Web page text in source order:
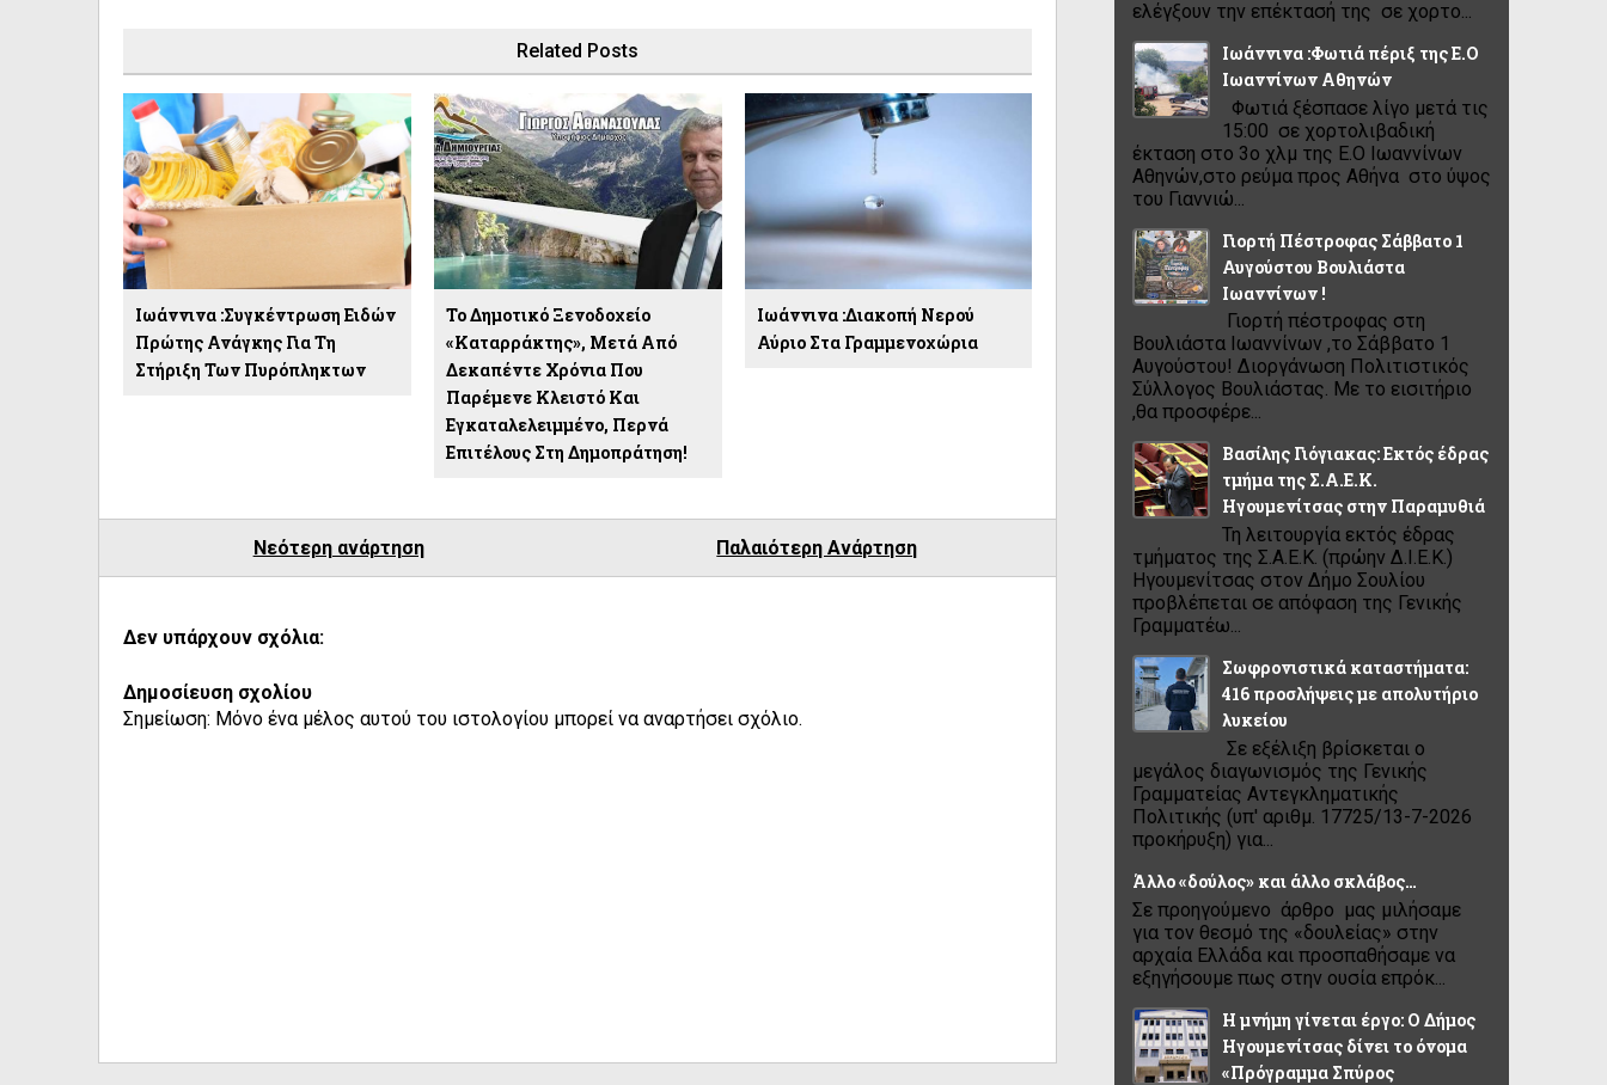
Related Posts
Ιωάννινα :Συγκέντρωση Ειδών
Πρώτης Ανάγκης Για Τη
Στήριξη Των Πυρόπληκτων
Το Δημοτικό Ξενοδοχείο
«Καταρράκτης», Μετά Από
Δεκαπέντε Χρόνια Που
Παρέμενε Κλειστό Και
Εγκαταλελειμμένο, Περνά
Επιτέλους Στη Δημοπράτηση!
Ιωάννινα :Διακοπή Νερού
Αύριο Στα Γραμμενοχώρια
Νεότερη ανάρτηση Παλαιότερη Ανάρτηση
Δεν υπάρχουν σχόλια:
Δημοσίευση σχολίου
Σημείωση: Μόνο ένα μέλος αυτού του ιστολογίου μπορεί να αναρτήσει σχόλιο.
ελέγξουν την επέκτασή της σε χορτο...
Ιωάννινα :Φωτιά πέριξ της Ε.Ο
Ιωαννίνων Αθηνών
Φωτιά ξέσπασε λίγο μετά τις
15:00 σε χορτολιβαδική
έκταση στο 3ο χλμ της Ε.Ο Ιωαννίνων
Αθηνών,στο ρεύμα προς Αθήνα στο ύψος
του Γιαννιώ...
Γιορτή Πέστροφας Σάββατο 1
Αυγούστου Βουλιάστα
Ιωαννίνων !
Γιορτή πέστροφας στη
Βουλιάστα Ιωαννίνων ,το Σάββατο 1
Αυγούστου! Διοργάνωση Πολιτιστικός
Σύλλογος Βουλιάστας. Με το εισιτήριο
,θα προσφέρε...
Βασίλης Γιόγιακας: Εκτός έδρας
τμήμα της Σ.Α.Ε.Κ.
Ηγουμενίτσας στην Παραμυθιά
Τη λειτουργία εκτός έδρας
τμήματος της Σ.Α.Ε.Κ. (πρώην Δ.Ι.Ε.Κ.)
Ηγουμενίτσας στον Δήμο Σουλίου
προβλέπεται σε απόφαση της Γενικής
Γραμματέω...
Σωφρονιστικά καταστήματα:
416 προσλήψεις με απολυτήριο
λυκείου
Σε εξέλιξη βρίσκεται ο
μεγάλος διαγωνισμός της Γενικής
Γραμματείας Αντεγκληματικής
Πολιτικής (υπ' αριθμ. 17725/13-7-2026
προκήρυξη) για...
Άλλο «δούλος» και άλλο σκλάβος…
Σε προηγούμενο άρθρο μας μιλήσαμε
για τον θεσμό της «δουλείας» στην
αρχαία Ελλάδα και προσπαθήσαμε να
εξηγήσουμε πως στην ουσία επρόκ...
Η μνήμη γίνεται έργο: Ο Δήμος
Ηγουμενίτσας δίνει το όνομα
«Πρόγραμμα Σπύρος